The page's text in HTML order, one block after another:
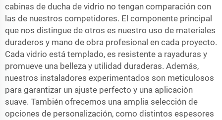
cabinas de ducha de vidrio no tengan comparación con
las de nuestros competidores. El componente principal
que nos distingue de otros es nuestro uso de materiales
duraderos y mano de obra profesional en cada proyecto.
Cada vidrio está templado, es resistente a rayaduras y
promueve una belleza y utilidad duraderas. Además,
nuestros instaladores experimentados son meticulosos
para garantizar un ajuste perfecto y una aplicación
suave. También ofrecemos una amplia selección de
opciones de personalización, como distintos espesores